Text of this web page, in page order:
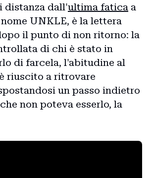
distanza dall'ultima fatica a
UNKLE, è la lettera
il punto di non ritorno: la
di chi è stato in
di farcela, l'abitudine al
riuscito a ritrovare
un passo indietro
non poteva esserlo, la